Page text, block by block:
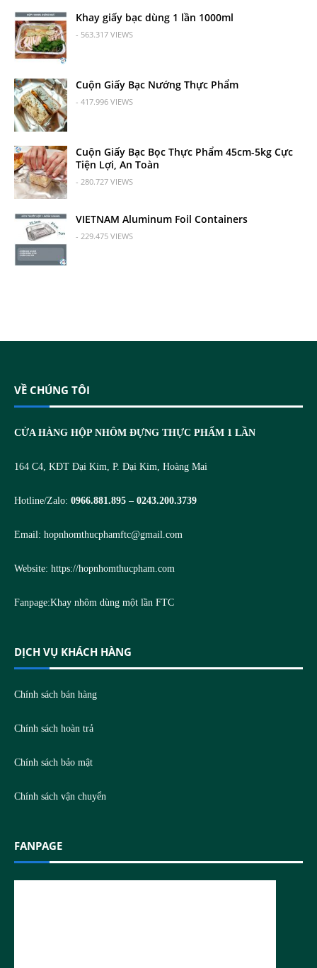
Khay giấy bạc dùng 1 lần 1000ml
- 563.317 VIEWS
Cuộn Giấy Bạc Nướng Thực Phẩm
- 417.996 VIEWS
Cuộn Giấy Bạc Bọc Thực Phẩm 45cm-5kg Cực
Tiện Lợi, An Toàn
- 280.727 VIEWS
VIETNAM Aluminum Foil Containers
- 229.475 VIEWS
VỀ CHÚNG TÔI
CỬA HÀNG HỘP NHÔM ĐỰNG THỰC PHẨM 1 LẦN
164 C4, KĐT Đại Kim, P. Đại Kim, Hoàng Mai
Hotline/Zalo: 0966.881.895 – 0243.200.3739
Email: hopnhomthucphamftc@gmail.com
Website: https://hopnhomthucpham.com
Fanpage:Khay nhôm dùng một lần FTC
DỊCH VỤ KHÁCH HÀNG
Chính sách bán hàng
Chính sách hoàn trả
Chính sách bảo mật
Chính sách vận chuyển
FANPAGE